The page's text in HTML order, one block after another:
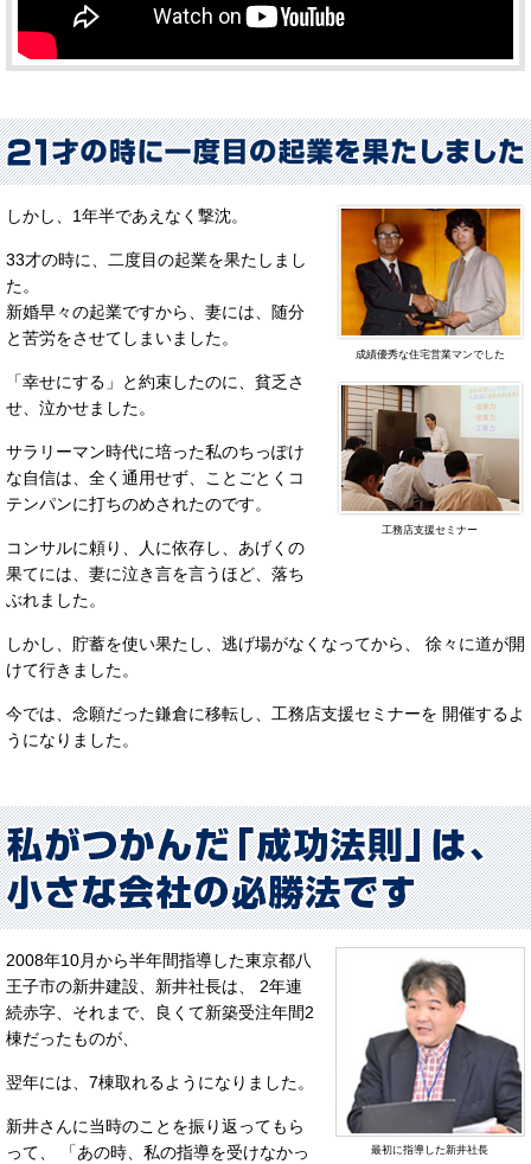
成績優秀な住宅営業マンでした
工務店支援セミナー
しかし、1年半であえなく撃沈。
33才の時に、二度目の起業を果たしまし
た。
新婚早々の起業ですから、妻には、随分
と苦労をさせてしまいました。
「幸せにする」と約束したのに、貧乏さ
せ、泣かせました。
サラリーマン時代に培った私のちっぽけ
な自信は、全く通用せず、ことごとくコ
テンパンに打ちのめされたのです。
コンサルに頼り、人に依存し、あげくの
果てには、妻に泣き言を言うほど、落ち
ぶれました。
しかし、貯蓄を使い果たし、逃げ場がなくなってから、 徐々に道が開
けて行きました。
今では、念願だった鎌倉に移転し、工務店支援セミナーを 開催するよ
うになりました。
最初に指導した新井社長
2008年10月から半年間指導した東京都八
王子市の新井建設、新井社長は、 2年連
続赤字、それまで、良くて新築受注年間2
棟だったものが、
翌年には、7棟取れるようになりました。
新井さんに当時のことを振り返ってもら
って、 「あの時、私の指導を受けなかっ